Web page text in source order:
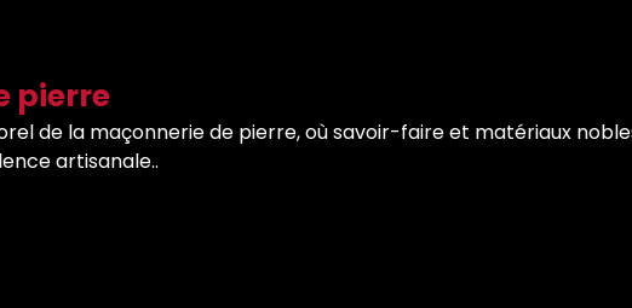
pierre
de la maçonnerie de pierre, où savoir-faire et matériaux
artisanale..